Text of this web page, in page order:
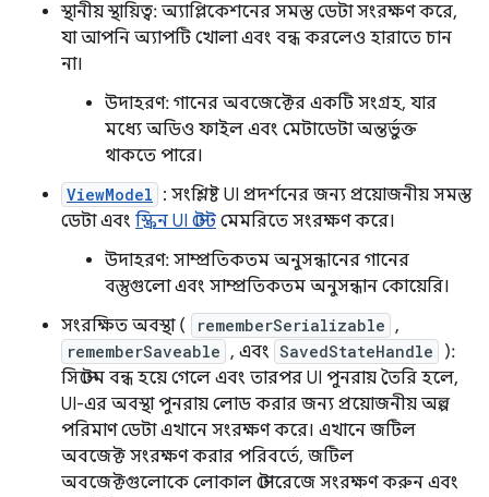
স্থানীয় স্থায়িত্ব: অ্যাপ্লিকেশনের সমস্ত ডেটা সংরক্ষণ করে,
যা আপনি অ্যাপটি খোলা এবং বন্ধ করলেও হারাতে চান
না।
উদাহরণ: গানের অবজেক্টের একটি সংগ্রহ, যার
মধ্যে অডিও ফাইল এবং মেটাডেটা অন্তর্ভুক্ত
থাকতে পারে।
ViewModel : সংশ্লিষ্ট UI প্রদর্শনের জন্য প্রয়োজনীয় সমস্ত
ডেটা এবং স্ক্রিন UI স্টেট মেমরিতে সংরক্ষণ করে।
উদাহরণ: সাম্প্রতিকতম অনুসন্ধানের গানের
বস্তুগুলো এবং সাম্প্রতিকতম অনুসন্ধান কোয়েরি।
সংরক্ষিত অবস্থা (
rememberSerializable ,
rememberSaveable , এবং SavedStateHandle
):
সিস্টেম বন্ধ হয়ে গেলে এবং তারপর UI পুনরায় তৈরি হলে,
UI-এর অবস্থা পুনরায় লোড করার জন্য প্রয়োজনীয় অল্প
পরিমাণ ডেটা এখানে সংরক্ষণ করে। এখানে জটিল
অবজেক্ট সংরক্ষণ করার পরিবর্তে, জটিল
অবজেক্টগুলোকে লোকাল স্টোরেজে সংরক্ষণ করুন এবং